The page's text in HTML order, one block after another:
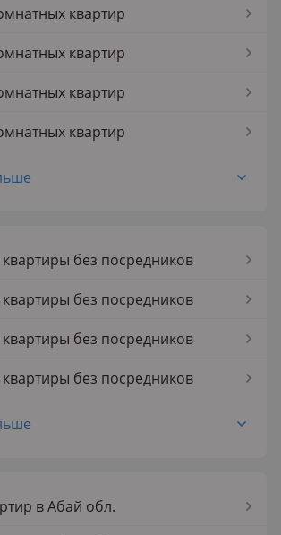
квартир
квартир
квартир
квартир
квартир
без посредников
без посредников
без посредников
без посредников
без посредников
в Абай обл.